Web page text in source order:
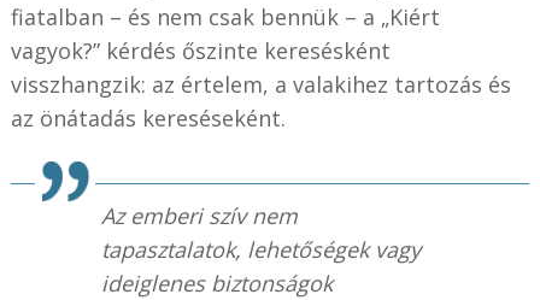
fiatalban – és nem csak bennük – a „Kiért
vagyok?” kérdés őszinte keresésként
visszhangzik: az értelem, a valakihez tartozás és
az önátadás kereséseként.
Az emberi szív nem
tapasztalatok, lehetőségek vagy
ideiglenes biztonságok